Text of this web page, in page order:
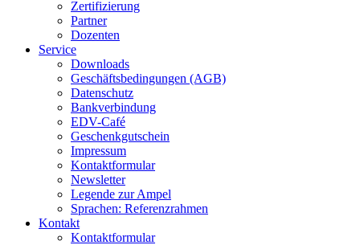
Zertifizierung
Partner
Dozenten
Service
Downloads
Geschäftsbedingungen (AGB)
Datenschutz
Bankverbindung
EDV-Café
Geschenkgutschein
Impressum
Kontaktformular
Newsletter
Legende zur Ampel
Sprachen: Referenzrahmen
Kontakt
Kontaktformular